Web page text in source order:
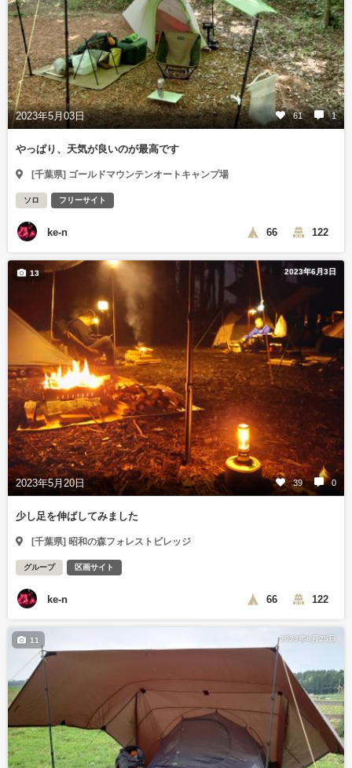
2023年5月03日 61 1
やっぱり、天気が良いのが最高です
[千葉県] ゴールドマウンテンオートキャンプ場
ソロ フリーサイト
ke-n 66 122
2023年6月3日
2023年5月20日 39 0
13
少し足を伸ばしてみました
[千葉県] 昭和の森フォレストビレッジ
グループ 区画サイト
ke-n 66 122
2023年6月25日
11